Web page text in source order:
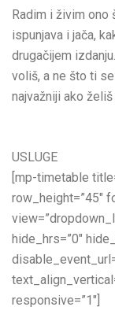
Radim i živim ono
ispunjava i jača,
drugačijem
voliš, a ne što ti
najvažniji ako
USLUGE
[mp-timetable
row_height=”45″
hide_hrs=”0″
responsive=”1″]